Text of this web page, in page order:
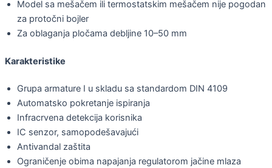
Model sa mešačem ili termostatskim mešačem nije pogodan
za protočni bojler
Za oblaganja pločama debljine 10–50 mm
Karakteristike
Grupa armature I u skladu sa standardom DIN 4109
Automatsko pokretanje ispiranja
Infracrvena detekcija korisnika
IC senzor, samopodešavajući
Antivandal zaštita
Ograničenje obima napajanja regulatorom jačine mlaza